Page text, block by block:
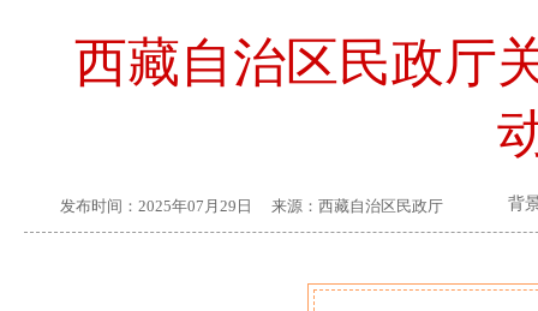
西藏自治区民政厅
发布时间： 2025年07月29日 来源： 西藏自治区民政厅 背